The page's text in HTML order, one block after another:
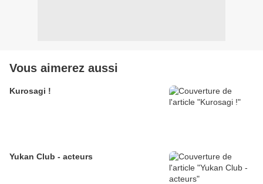
Vous aimerez aussi
Kurosagi !
Yukan Club - acteurs